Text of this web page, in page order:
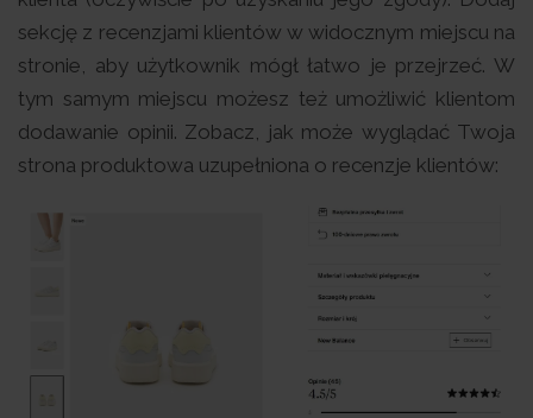
sekcję z recenzjami klientów w widocznym miejscu na
stronie, aby użytkownik mógł łatwo je przejrzeć. W
tym samym miejscu możesz też umożliwić klientom
dodawanie opinii. Zobacz, jak może wyglądać Twoja
strona produktowa uzupełniona o recenzje klientów: